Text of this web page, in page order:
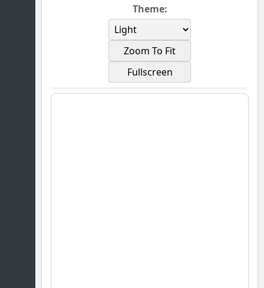
Theme:
Zoom To Fit
Fullscreen